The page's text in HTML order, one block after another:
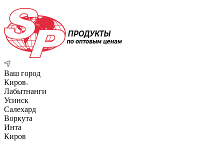
Ваш город
Киров
Лабытнанги
Усинск
Салехард
Воркута
Инта
Киров